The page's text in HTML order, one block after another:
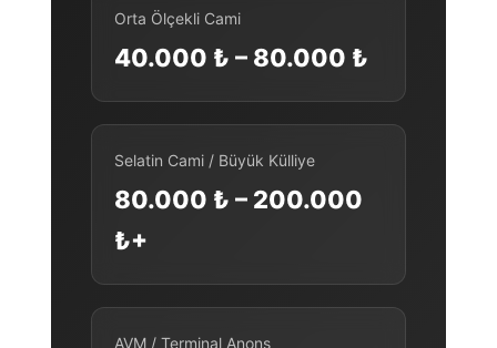
Orta Ölçekli Cami
40.000 ₺ – 80.000 ₺
Selatin Cami / Büyük Külliye
80.000 ₺ – 200.000
₺+
AVM / Terminal Anons